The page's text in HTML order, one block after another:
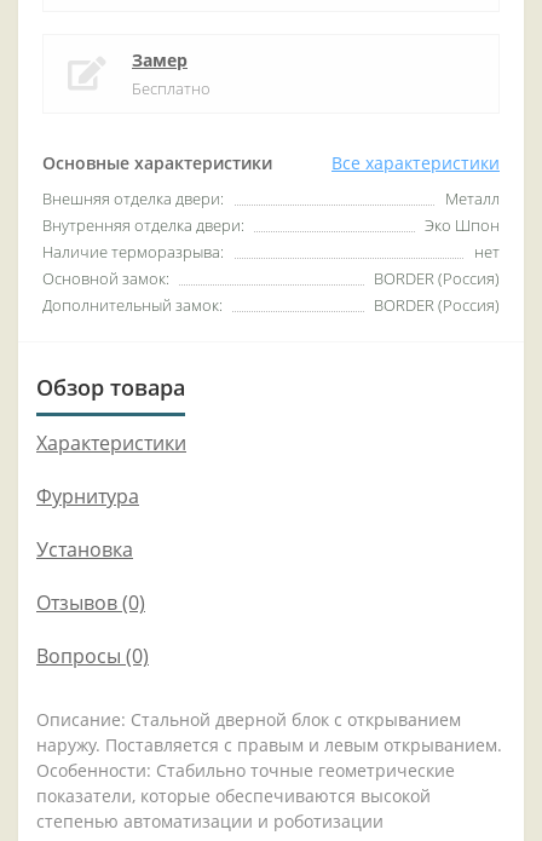
Основные характеристики Все характеристики
Внешняя отделка двери:
Металл
Внутренняя отделка двери:
Эко Шпон
Наличие терморазрыва:
нет
Основной замок:
BORDER (Россия)
Дополнительный замок:
BORDER (Россия)
Замер
Бесплатно
Обзор товара
Характеристики
Фурнитура
Установка
Отзывов (0)
Вопросы (0)
Описание: Стальной дверной блок с открыванием
наружу. Поставляется с правым и левым открыванием.
Особенности: Стабильно точные геометрические
показатели, которые обеспечиваются высокой
степенью автоматизации и роботизации